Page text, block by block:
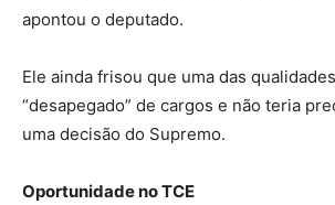
apontou o deputado.
Ele ainda frisou que uma das
“desapegado” de cargos e não teria
uma decisão do Supremo.
Oportunidade no TCE